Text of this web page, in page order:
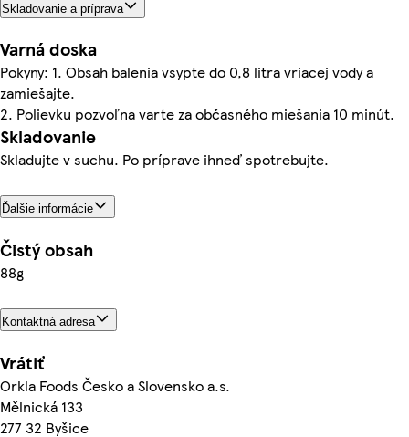
Skladovanie a príprava
Varná doska
Pokyny: 1. Obsah balenia vsypte do 0,8 litra vriacej vody a
zamiešajte.
2. Polievku pozvoľna varte za občasného miešania 10 minút.
Skladovanie
Skladujte v suchu. Po príprave ihneď spotrebujte.
Ďalšie informácie
Čistý obsah
88g
Kontaktná adresa
Vrátiť
Orkla Foods Česko a Slovensko a.s.
Mělnická 133
277 32 Byšice